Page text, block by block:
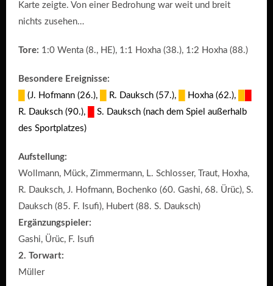
Karte zeigte. Von einer Bedrohung war weit und breit
nichts zusehen…
Tore: 1:0 Wenta (8., HE), 1:1 Hoxha (38.), 1:2 Hoxha (88.)
Besondere Ereignisse:
(J. Hofmann (26.), R. Dauksch (57.), Hoxha (62.),
R. Dauksch (90.),
S. Dauksch (nach dem Spiel außerhalb
des Sportplatzes)
Aufstellung:
Wollmann, Mück, Zimmermann, L. Schlosser, Traut, Hoxha,
R. Dauksch, J. Hofmann, Bochenko (60. Gashi, 68. Ürüc), S.
Dauksch (85. F. Isufi), Hubert (88. S. Dauksch)
Ergänzungspieler:
Gashi, Ürüc, F. Isufi
2. Torwart:
Müller